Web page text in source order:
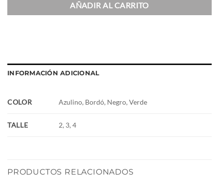
AÑADIR AL CARRITO
INFORMACIÓN ADICIONAL
COLOR Azulino, Bordó, Negro, Verde
TALLE 2, 3, 4
PRODUCTOS RELACIONADOS